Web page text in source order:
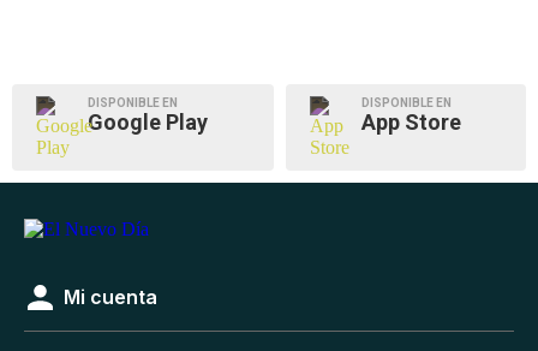
DISPONIBLE EN
Google Play
DISPONIBLE EN
App Store
Mi cuenta